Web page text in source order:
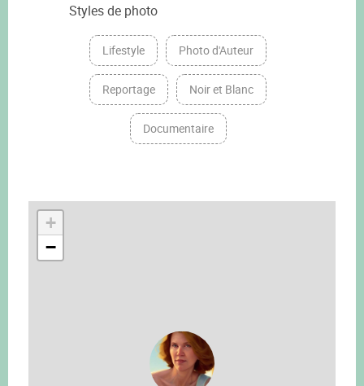
Styles de photo
Lifestyle Photo d'Auteur
Reportage Noir et Blanc
Documentaire
+
−